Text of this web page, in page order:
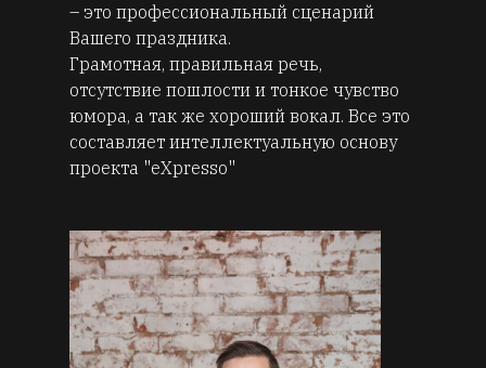
– это профессиональный сценарий
Вашего праздника.
Грамотная, правильная речь,
отсутствие пошлости и тонкое чувство
юмора, а так же хороший вокал. Все это
составляет интеллектуальную основу
проекта "eXpresso"